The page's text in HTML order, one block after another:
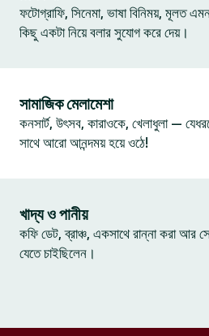
ফটোগ্রাফি, সিনেমা, ভাষা বিনিময়, মূলত
কিছু একটা নিয়ে বলার সুযোগ করে দেয়।
সামাজিক মেলামেশা
কনসার্ট, উৎসব, কারাওকে, খেলাধুলা —
সাথে আরো আনন্দময় হয়ে ওঠে!
খাদ্য ও পানীয়
কফি ডেট, ব্রাঞ্চ, একসাথে রান্না করা আর
যেতে চাইছিলেন।